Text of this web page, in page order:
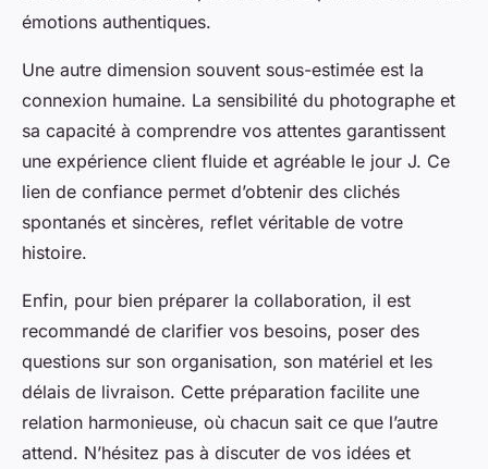
émotions authentiques.
Une autre dimension souvent sous-estimée est la
connexion humaine. La sensibilité du photographe et
sa capacité à comprendre vos attentes garantissent
une expérience client fluide et agréable le jour J. Ce
lien de confiance permet d’obtenir des clichés
spontanés et sincères, reflet véritable de votre
histoire.
Enfin, pour bien préparer la collaboration, il est
recommandé de clarifier vos besoins, poser des
questions sur son organisation, son matériel et les
délais de livraison. Cette préparation facilite une
relation harmonieuse, où chacun sait ce que l’autre
attend. N’hésitez pas à discuter de vos idées et